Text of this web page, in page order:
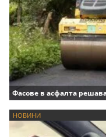
Фасове в асфалта
НОВИНИ